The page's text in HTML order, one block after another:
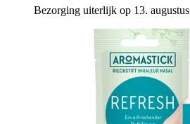
Bezorging uiterlijk op 13. augustus